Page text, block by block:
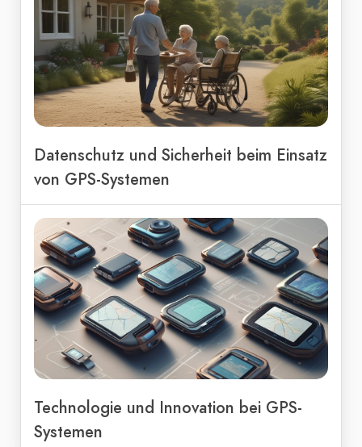
Datenschutz und Sicherheit beim Einsatz
von GPS-Systemen
Technologie und Innovation bei GPS-
Systemen